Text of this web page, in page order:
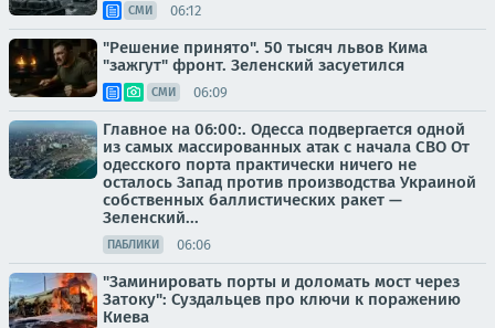
СМИ 06:12
"Решение принято". 50 тысяч львов Кима
"зажгут" фронт. Зеленский засуетился
СМИ 06:09
Главное на 06:00:. Одесса подвергается одной
из самых массированных атак с начала СВО От
одесского порта практически ничего не
осталось Запад против производства Украиной
собственных баллистических ракет —
Зеленский...
ПАБЛИКИ 06:06
"Заминировать порты и доломать мост через
Затоку": Суздальцев про ключи к поражению
Киева